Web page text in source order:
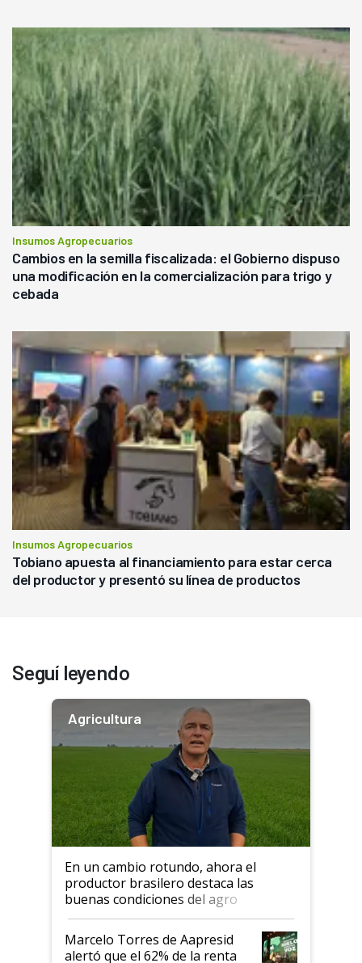
Insumos Agropecuarios
Cambios en la semilla fiscalizada: el Gobierno dispuso
una modificación en la comercialización para trigo y
cebada
Insumos Agropecuarios
Tobiano apuesta al financiamiento para estar cerca
del productor y presentó su línea de productos
Seguí leyendo
Agricultura
En un cambio rotundo, ahora el
productor brasilero destaca las
buenas condiciones del agro
argentino para invertir: "Los veo
más motivados"
Marcelo Torres de Aapresid
alertó que el 62% de la renta